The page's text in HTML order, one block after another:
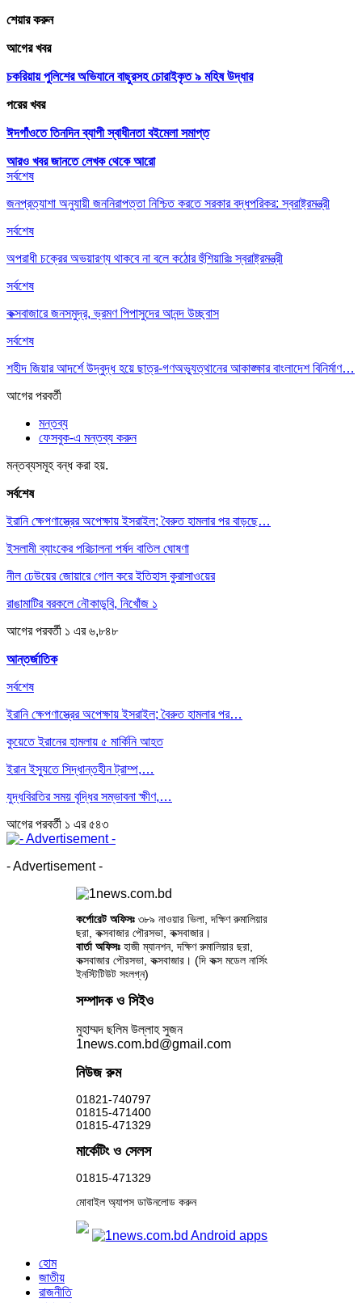
শেয়ার করুন
আগের খবর
চকরিয়ায় পুলিশের অভিযানে বাছুরসহ চোরাইকৃত ৯ মহিষ উদ্ধার
পরের খবর
ঈদগাঁওতে তিনদিন ব্যাপী স্বাধীনতা বইমেলা সমাপ্ত
আরও খবর জানতে লেখক থেকে আরো
সর্বশেষ
জনপ্রত্যাশা অনুযায়ী জননিরাপত্তা নিশ্চিত করতে সরকার বদ্ধপরিকর: স্বরাষ্ট্রমন্ত্রী
সর্বশেষ
অপরাধী চক্রের অভয়ারণ্য থাকবে না বলে কঠোর হুঁশিয়ারিঃ স্বরাষ্ট্রমন্ত্রী
সর্বশেষ
কক্সবাজারে জনসমুদ্র, ভ্রমণ পিপাসুদের আনন্দ উচ্ছ্বাস
সর্বশেষ
শহীদ জিয়ার আদর্শে উদ্বুদ্ধ হয়ে ছাত্র-গণঅভ্যুত্থানের আকাঙ্ক্ষার বাংলাদেশ বিনির্মাণ…
আগেরপরবর্তী
মন্তব্য
ফেসবুক-এ মন্তব্য করুন
মন্তব্যসমূহ বন্ধ করা হয়.
সর্বশেষ
ইরানি ক্ষেপণাস্ত্রের অপেক্ষায় ইসরাইল; বৈরুত হামলার পর বাড়ছে…
ইসলামী ব্যাংকের পরিচালনা পর্ষদ বাতিল ঘোষণা
নীল ঢেউয়ের জোয়ারে গোল করে ইতিহাস কুরাসাওয়ের
রাঙামাটির বরকলে নৌকাডুবি, নিখোঁজ ১
আগেরপরবর্তী ১ এর ৬,৮৪৮
আন্তর্জাতিক
সর্বশেষ
ইরানি ক্ষেপণাস্ত্রের অপেক্ষায় ইসরাইল; বৈরুত হামলার পর…
কুয়েতে ইরানের হামলায় ৫ মার্কিনি আহত
ইরান ইস্যুতে সিদ্ধান্তহীন ট্রাম্প,…
যুদ্ধবিরতির সময় বৃদ্ধির সম্ভাবনা ক্ষীণ,…
আগেরপরবর্তী ১ এর ৫৪৩
- Advertisement -
কর্পোরেট অফিসঃ ৩৮৯ নাওয়ার ভিলা, দক্ষিণ রুমালিয়ার
ছরা, কক্সবাজার পৌরসভা, কক্সবাজার।
বার্তা অফিসঃহাজী ম্যানশন, দক্ষিণ রুমালিয়ার ছরা,
কক্সবাজার পৌরসভা, কক্সবাজার। (দি কক্স মডেল নার্সিং
ইনস্টিটিউট সংলগ্ন)
সম্পাদক ও সিইও
মুহাম্মদ ছলিম উল্লাহ সুজন
1news.com.bd@gmail.com
নিউজ রুম
01821-740797
01815-471400
01815-471329
মার্কেটিং ও সেলস
01815-471329
মোবাইল অ্যাপস ডাউনলোড করুন
হোম
জাতীয়
রাজনীতি